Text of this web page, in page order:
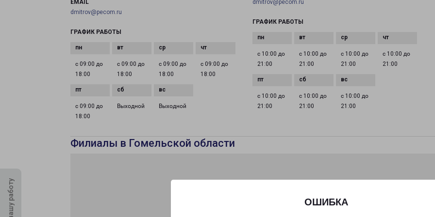
ОШИБКА
EMAIL
dmitrov@pecom.ru
ГРАФИК РАБОТЫ
с 09:00 до
18:00
с 09:00 до
18:00
с 09:00 до
18:00
с 09:00 до
18:00
с 09:00 до
18:00
Выходной Выходной
dmitrov@pecom.ru
ГРАФИК РАБОТЫ
с 10:00 до
21:00
с 10:00 до
21:00
с 10:00 до
21:00
с 10:00 до
21:00
с 10:00 до
21:00
с 10:00 до
21:00
с 10:00 до
21:00
Филиалы в Гомельской области